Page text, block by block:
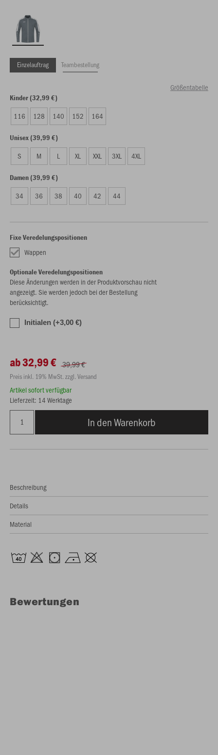
Einzelauftrag Teambestellung
Größentabelle
Kinder (32,99 €)
116 128 140 152 164
Unisex (39,99 €)
S M L XL XXL 3XL 4XL
Damen (39,99 €)
34 36 38 40 42 44
Fixe Veredelungspositionen
Wappen
Optionale Veredelungspositionen
Diese Änderungen werden in der Produktvorschau nicht
angezeigt. Sie werden jedoch bei der Bestellung
berücksichtigt.
Initialen (+3,00 €)
ab 32,99 € 39,99 €
Preis inkl. 19% MwSt. zzgl. Versand
Artikel sofort verfügbar
Lieferzeit: 14 Werktage
In den Warenkorb
Beschreibung
Details
Material
Bewertungen